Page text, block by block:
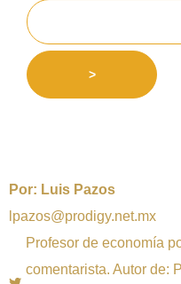
>
Por: Luis Pazos
lpazos@prodigy.net.mx
Profesor de economía
comentarista. Autor de: